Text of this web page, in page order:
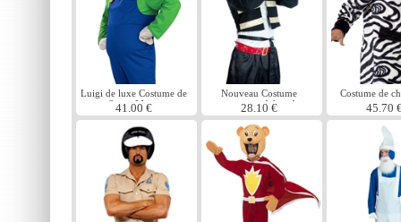
Luigi de luxe Costume de
Super Mario
41.00 €
Nouveau Costume
romantique Adam Ant
28.10 €
Costume de
rouge
45.70